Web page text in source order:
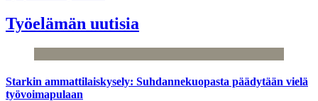
Työelämän uutisia
Starkin ammattilaiskysely: Suhdannekuopasta päädytään vielä
työvoimapulaan